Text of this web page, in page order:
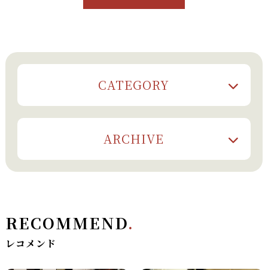
CATEGORY
ARCHIVE
RECOMMEND.
レコメンド